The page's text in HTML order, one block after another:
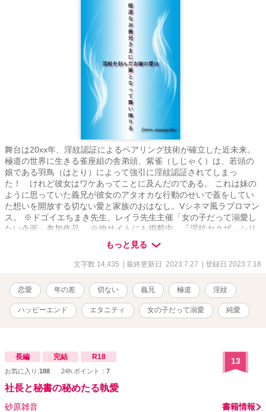
舞台は20xx年、淫紋認証によるペアリング技術が確立した近未来。
極道の世界に生きる雀座組の舎弟頭、紫雀（しじゃく）は、若頭の
娘である羽鳥（はとり）によって強引に淫紋認証されてしまっ
た！ けれど彼女はワケあってことに及んだのである。 これは妹の
ように思っていた義兄が彼女のアタオカな行動のせいで蓋をしてい
た想いを開放する切ない愛と家族のおはなし。Vシネマ風ラブロマン
ス。 ※ドゴイエちまき先生、レイラ先生主催「女の子だって溺愛し
たい企画」参加作品。 ※他サイトにも掲載中。「淫紋ヤクザ」シリ
ーズスピンオフになりますがこれだけで完結しております。
もっと見る
文字数 14,435 | 最終更新日 2023.7.27 | 登録日 2023.7.18
恋愛 年の差 切ない 義兄 極道 淫紋
ハッピーエンド エタニティ 女の子だって溺愛 純愛
長編 完結 R18
お気に入り:188 24h.ポイント： 7
13
社長と秘書の秘めたる執愛
砂原雑音 書籍情報